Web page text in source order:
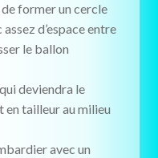
former un cercle
d’espace entre
le ballon
deviendra le
en tailleur au milieu
avec un